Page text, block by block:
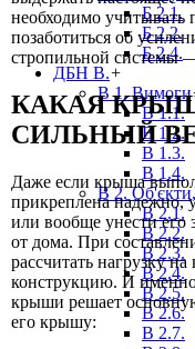
Б 2.1.
Б 2.2.
Б 2.4.
ДБН В.+
В 1. Вимоги
В 1.1.
В 1.2.
В 1.3.
В 1.4.
В 2.
В 2.1.
В 2.2.
В 2.3.
В 2.4.
В 2.5.
В 2.6.
В 2.7.
необходимо учитывать
позаботиться об
стропильной системы
КАКАЯ
СИЛЬНЫЙ
Даже если крыша
прикреплена надежно,
или вообще унести его
от дома. При
рассчитать нагрузку
конструкцию. И
крыши решает
его крышу: